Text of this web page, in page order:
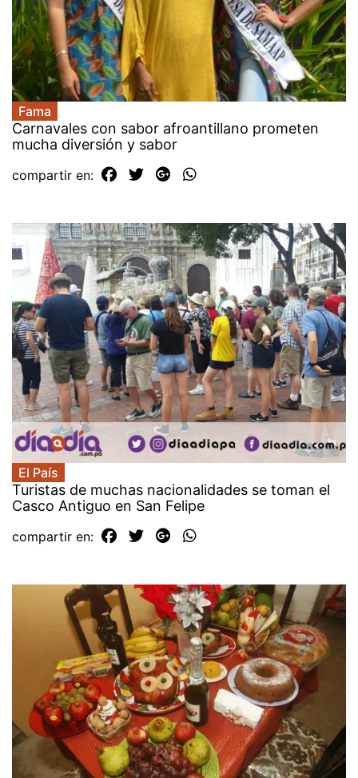
Fama
Carnavales con sabor afroantillano prometen
mucha diversión y sabor
compartir en:
El País
Turistas de muchas nacionalidades se toman el
Casco Antiguo en San Felipe
compartir en: